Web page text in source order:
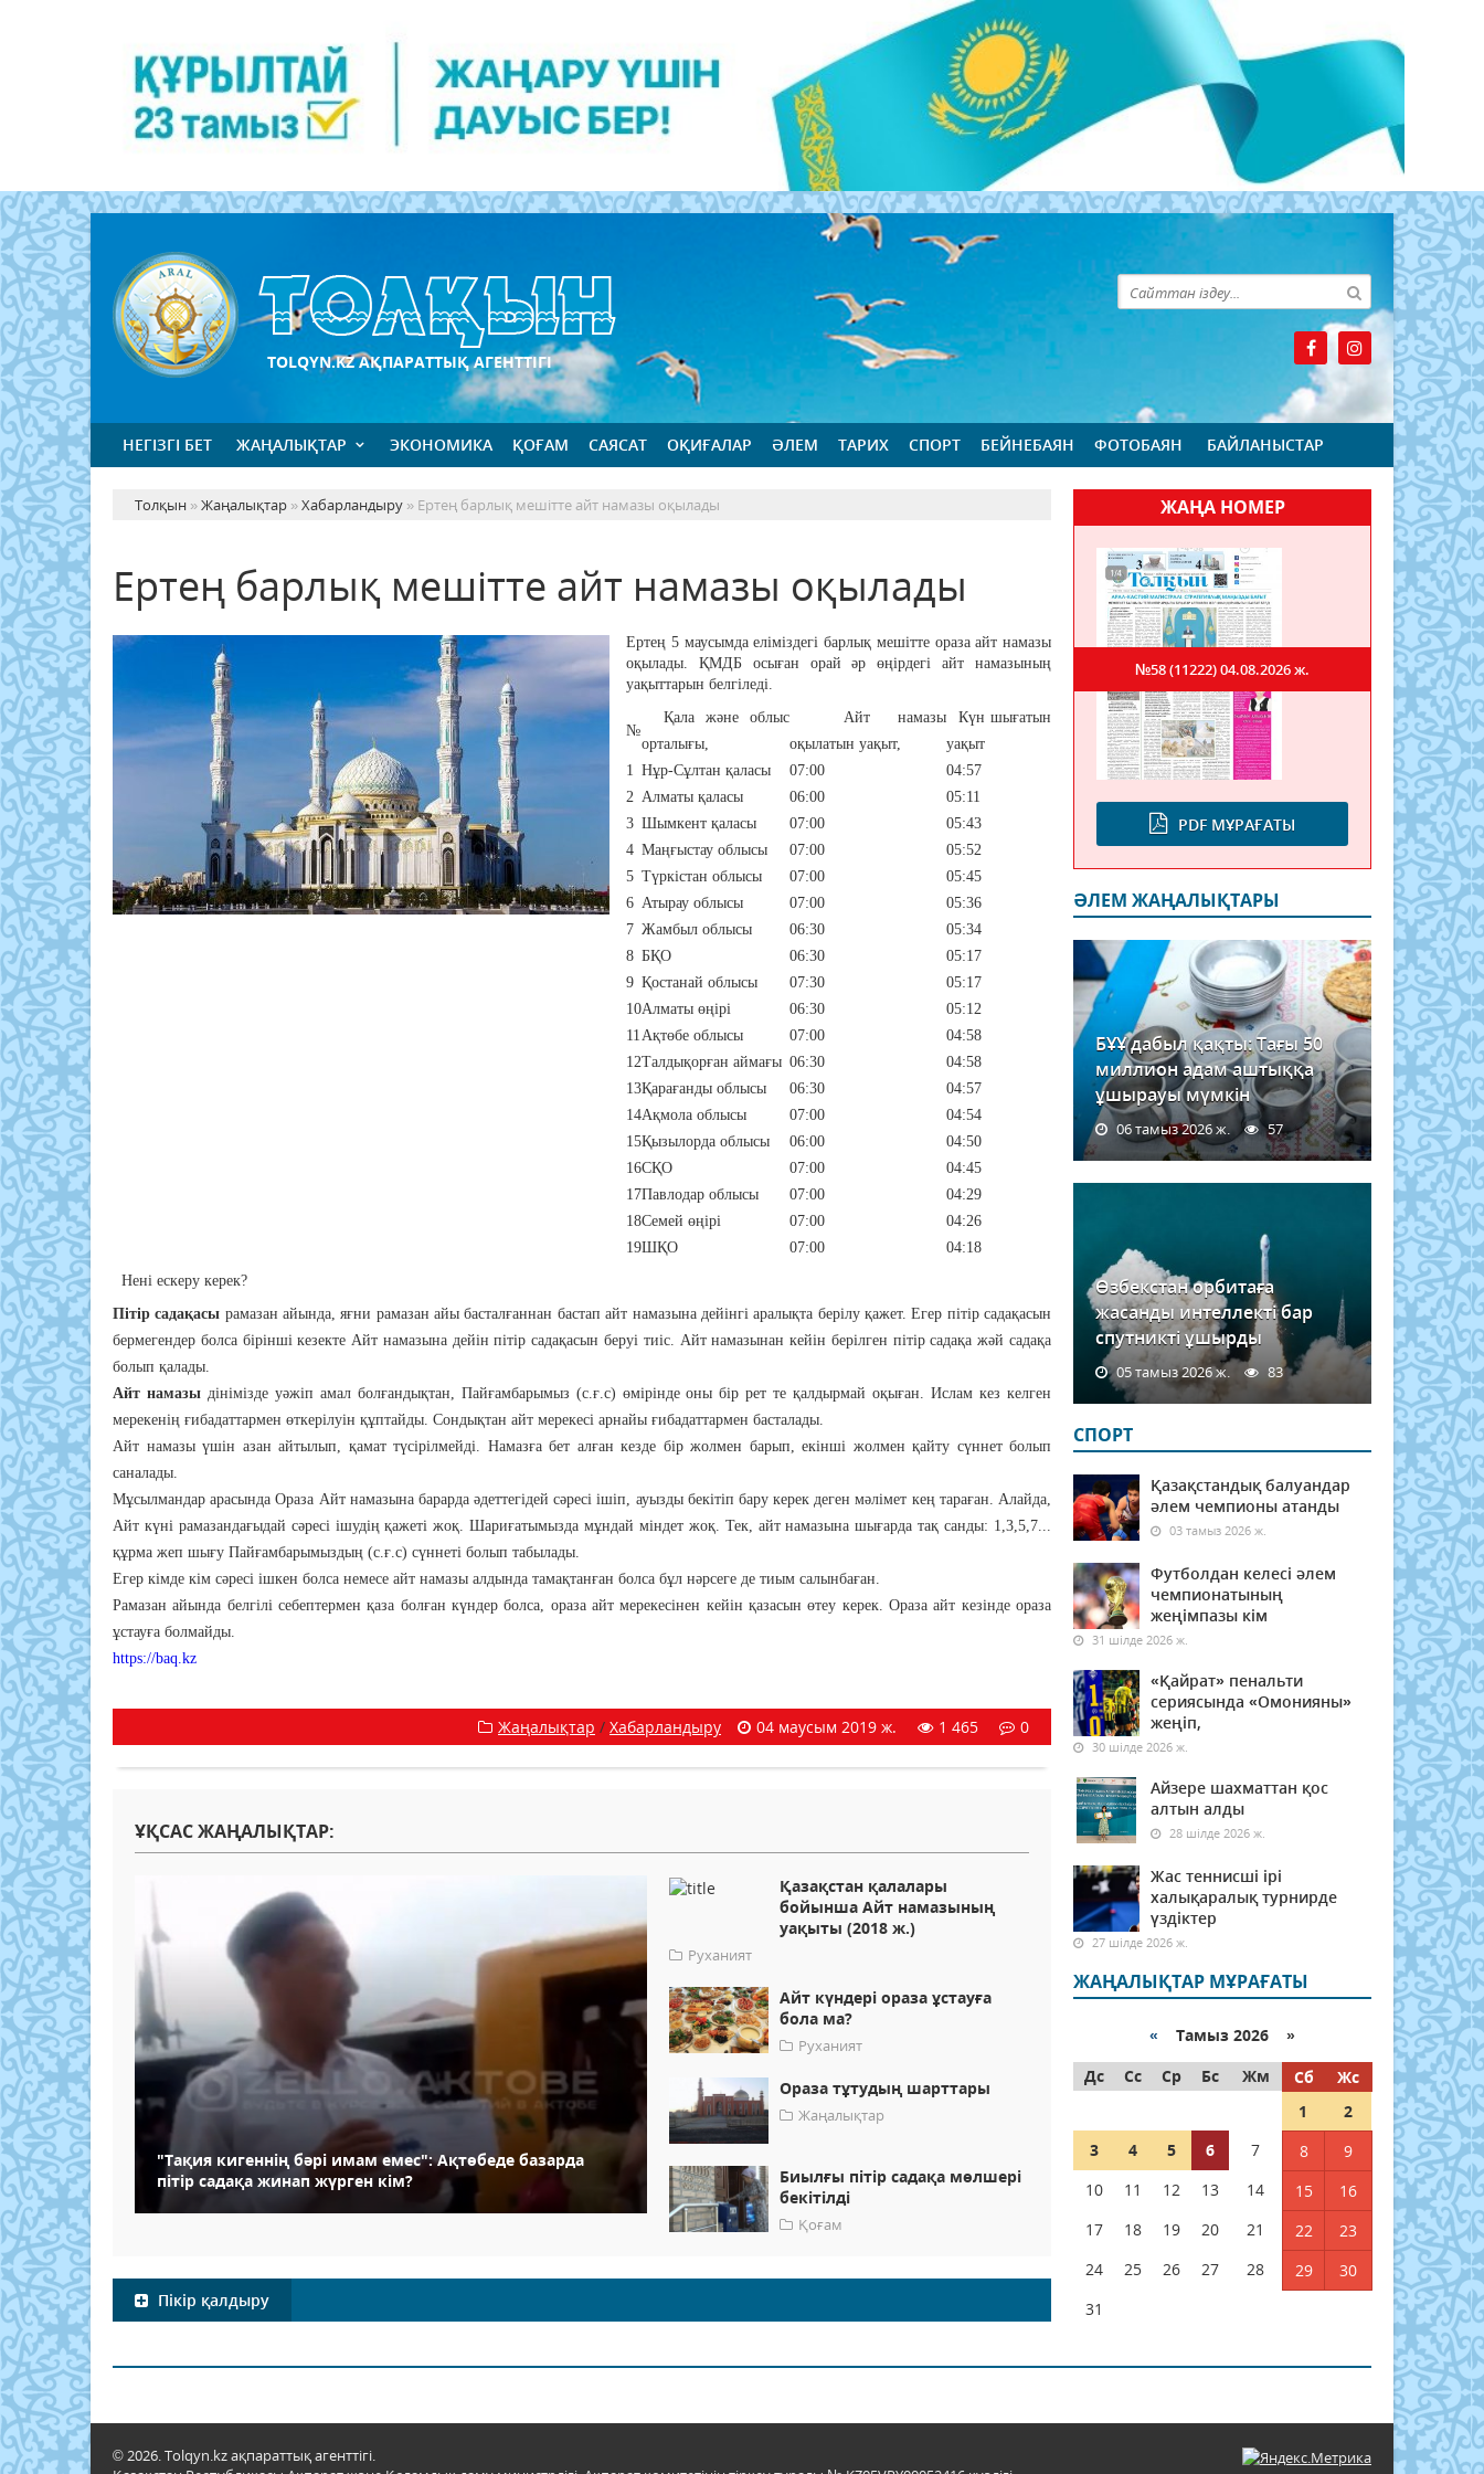
TOLQYN.KZ АҚПАРАТТЫҚ АГЕНТТІГІ
НЕГІЗГІ БЕТ ЖАҢАЛЫҚТАР ЭКОНОМИКА ҚОҒАМ САЯСАТ ОҚИҒАЛАР ӘЛЕМ ТАРИХ СПОРТ БЕЙНЕБАЯН ФОТОБАЯН БАЙЛАНЫСТАР
Толқын »Жаңалықтар »Хабарландыру » Ертең барлық мешітте айт намазы оқылады
Ертең барлық мешітте айт намазы оқылады
Ертең 5 маусымда еліміздегі барлық мешітте ораза айт намазы
оқылады. ҚМДБ осыған орай әр өңірдегі айт намазының
уақыттарын белгіледі.
№
Қала және облыс
орталығы,
Айт намазы
оқылатын уақыт,
Күн шығатын
уақыт
1 Нұр-Сұлтан қаласы 07:00
04:57
2 Алматы қаласы 06:00
05:11
3 Шымкент қаласы 07:00
05:43
4 Маңғыстау облысы 07:00
05:52
5 Түркістан облысы 07:00
05:45
6 Атырау облысы 07:00
05:36
7 Жамбыл облысы 06:30
05:34
8 БҚО 06:30
05:17
9 Қостанай облысы 07:30
05:17
10Алматы өңірі 06:30
05:12
11Ақтөбе облысы 07:00
04:58
12Талдықорған аймағы 06:30
04:58
13Қарағанды облысы 06:30
04:57
14Ақмола облысы 07:00
04:54
15Қызылорда облысы 06:00
04:50
16СҚО 07:00
04:45
17Павлодар облысы 07:00
04:29
18Семей өңірі 07:00
04:26
19ШҚО 07:00
04:18
Нені ескеру керек?
Пітір садақасы рамазан айында, яғни рамазан айы басталғаннан бастап айт намазына дейінгі аралықта берілу қажет. Егер пітір садақасын
бермегендер болса бірінші кезекте Айт намазына дейін пітір садақасын беруі тиіс. Айт намазынан кейін берілген пітір садақа жәй садақа
болып қалады.
Айт намазыдiнiмiзде уәжіп амал болғандықтан, Пайғамбарымыз (с.ғ.с) өмiрiнде оны бiр рет те қалдырмай оқыған. Ислам кез келген
мерекенiң ғибадаттармен өткерiлуiн құптайды. Сондықтан айт мерекесі арнайы ғибадаттармен басталады.
Айт намазы үшін азан айтылып, қамат түсірілмейді. Намазға бет алған кезде бір жолмен барып, екінші жолмен қайту сүннет болып
саналады.
Мұсылмандар арасында Ораза Айт намазына барарда әдеттегідей сәресі ішіп, ауызды бекітіп бару керек деген мәлімет кең тараған. Алайда,
Айт күні рамазандағыдай сәресі ішудің қажеті жоқ. Шариғатымызда мұндай міндет жоқ. Тек, айт намазына шығарда тақ санды: 1,3,5,7...
құрма жеп шығу Пайғамбарымыздың (с.ғ.с) сүннеті болып табылады.
Егер кімде кім сәресі ішкен болса немесе айт намазы алдында тамақтанған болса бұл нәрсеге де тиым салынбаған.
Рамазан айында белгілі себептермен қаза болған күндер болса, ораза айт мерекесінен кейін қазасын өтеу керек. Ораза айт кезінде ораза
ұстауға болмайды.
https://baq.kz
Жаңалықтар / Хабарландыру 04 маусым 2019 ж. 1 465 0
ҰҚСАС ЖАҢАЛЫҚТАР:
"Тақия кигеннің бәрі имам емес": Ақтөбеде базарда
пітір садақа жинап жүрген кім?
Қазақстан қалалары
бойынша Айт намазының
уақыты (2018 ж.)
Руханият
Айт күндері ораза ұстауға
бола ма?
Руханият
Ораза тұтудың шарттары
Жаңалықтар
Биылғы пітір садақа мөлшері
бекітілді
Қоғам
Пікір қалдыру
ЖАҢА НОМЕР
PDF МҰРАҒАТЫ
№58 (11222)04.08.2026 ж.
ӘЛЕМ ЖАҢАЛЫҚТАРЫ
БҰҰ дабыл қақты: Тағы 50
миллион адам аштыққа
ұшырауы мүмкін
06 тамыз 2026 ж. 57
Өзбекстан орбитаға
жасанды интеллекті бар
спутникті ұшырды
05 тамыз 2026 ж. 83
СПОРТ
Қазақстандық балуандар
әлем чемпионы атанды
03 тамыз 2026 ж.
Футболдан келесі әлем
чемпионатының
жеңімпазы кім
31 шілде 2026 ж.
«Қайрат» пенальти
сериясында «Омонияны»
жеңіп,
30 шілде 2026 ж.
Айзере шахматтан қос
алтын алды
28 шілде 2026 ж.
Жас теннисші ірі
халықаралық турнирде
үздіктер
27 шілде 2026 ж.
ЖАҢАЛЫҚТАР МҰРАҒАТЫ
« Тамыз 2026 »
Дс
Сс Ср Бс Жм Сб
Жс
1
2
3
4 5 6 7 8
9
10
11 12 13 14 15
16
17
18 19 20 21 22
23
24
25 26 27 28 29
30
31
© 2026. Tolqyn.kz ақпараттық агенттігі.